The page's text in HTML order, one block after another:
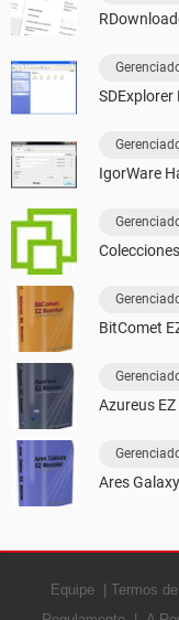
SDExplorer
IgorWare
BitComet
Azureus
Ares
Equipe Termos